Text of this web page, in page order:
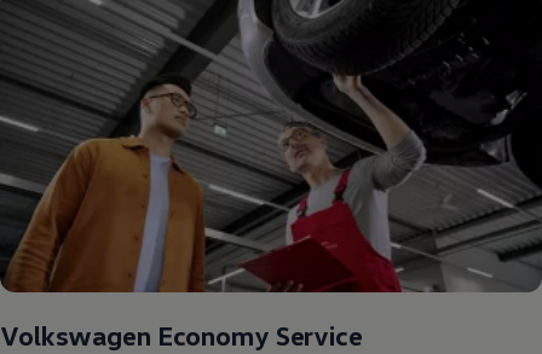
Volkswagen Economy Service